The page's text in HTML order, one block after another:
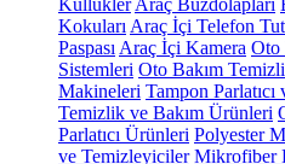
Küllükler Araç Buzdolapları
Kokuları Araç İçi Telefon
Paspası Araç İçi Kamera Oto
Sistemleri Oto Bakım
Makineleri Tampon
Temizlik ve Bakım Ürünleri
Parlatıcı Ürünleri Polyester
ve Temizleyiciler Mikrofiber